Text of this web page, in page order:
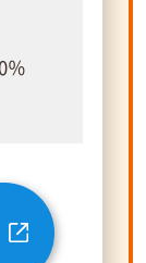
％